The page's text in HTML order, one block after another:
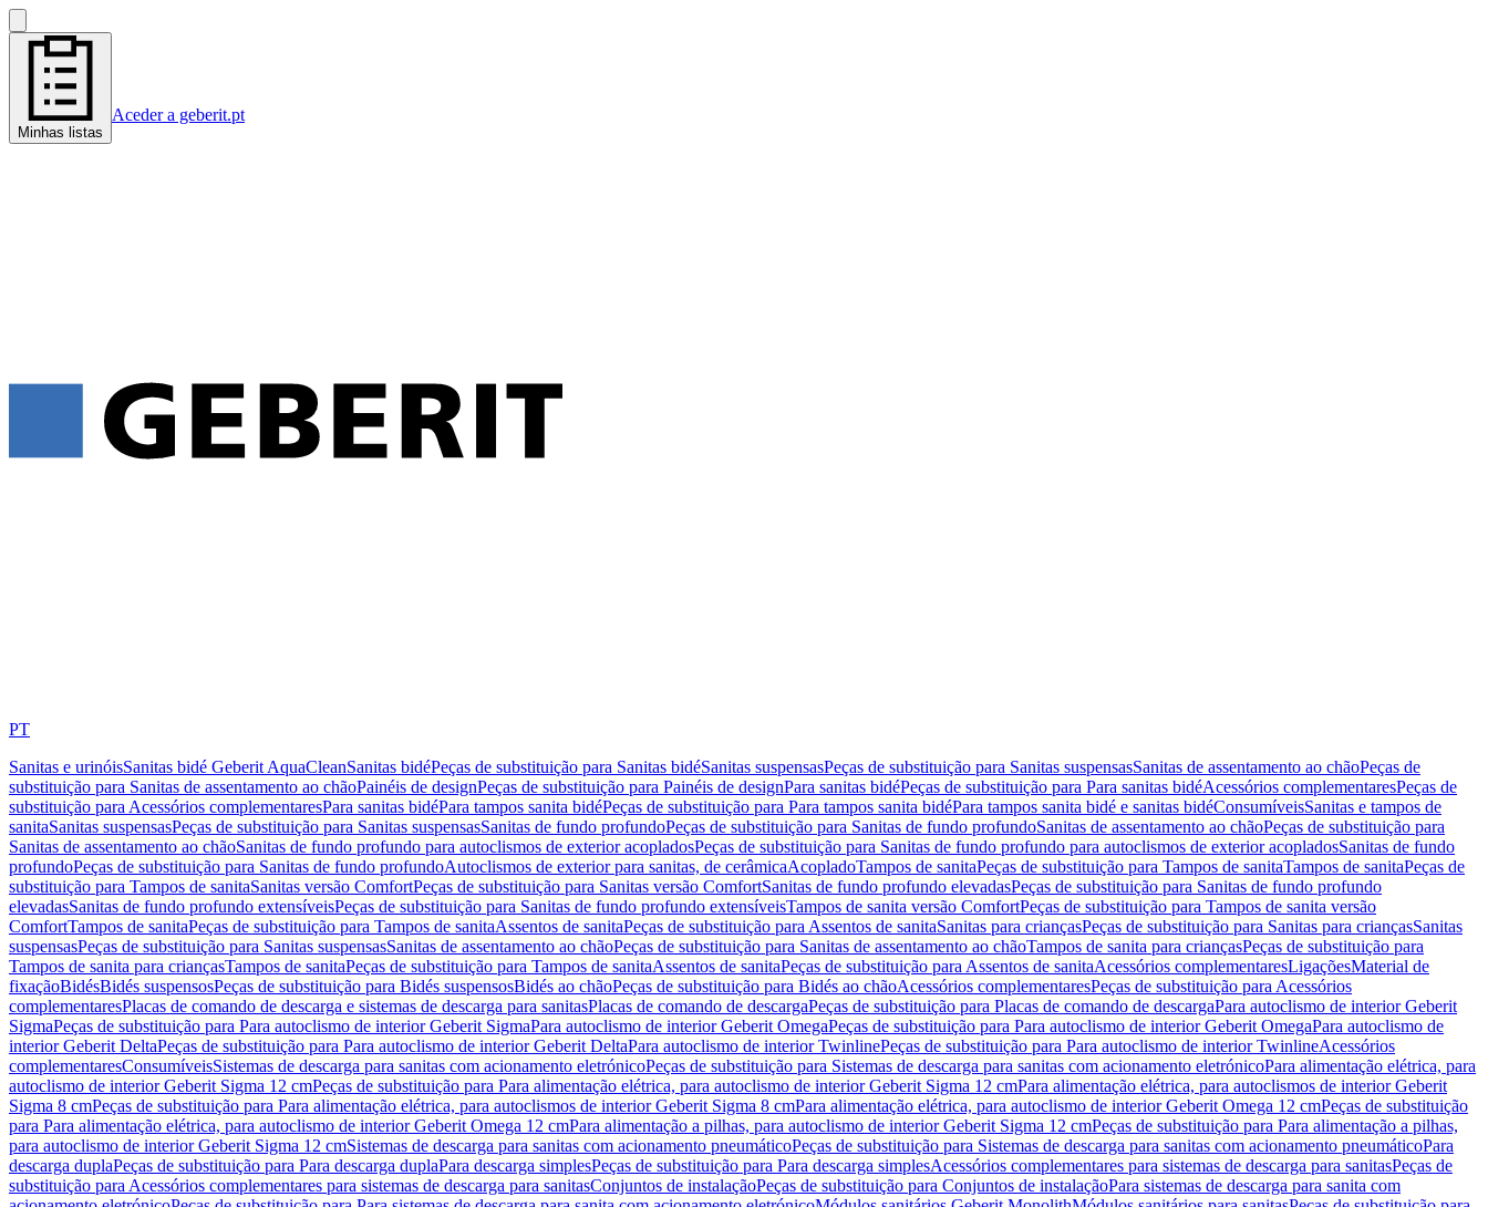
Minhas listas
Aceder a geberit.pt
PT
Sanitas e urinóisSanitas bidé Geberit AquaCleanSanitas bidéPeças de substituição para Sanitas bidéSanitas suspensasPeças de substituição para Sanitas suspensasSanitas de assentamento ao chãoPeças de
substituição para Sanitas de assentamento ao chãoPainéis de designPeças de substituição para Painéis de designPara sanitas bidéPeças de substituição para Para sanitas bidéAcessórios complementaresPeças de
substituição para Acessórios complementaresPara sanitas bidéPara tampos sanita bidéPeças de substituição para Para tampos sanita bidéPara tampos sanita bidé e sanitas bidéConsumíveisSanitas e tampos de
sanitaSanitas suspensasPeças de substituição para Sanitas suspensasSanitas de fundo profundoPeças de substituição para Sanitas de fundo profundoSanitas de assentamento ao chãoPeças de substituição para
Sanitas de assentamento ao chãoSanitas de fundo profundo para autoclismos de exterior acopladosPeças de substituição para Sanitas de fundo profundo para autoclismos de exterior acopladosSanitas de fundo
profundoPeças de substituição para Sanitas de fundo profundoAutoclismos de exterior para sanitas, de cerâmicaAcopladoTampos de sanitaPeças de substituição para Tampos de sanitaTampos de sanitaPeças de
substituição para Tampos de sanitaSanitas versão ComfortPeças de substituição para Sanitas versão ComfortSanitas de fundo profundo elevadasPeças de substituição para Sanitas de fundo profundo
elevadasSanitas de fundo profundo extensíveisPeças de substituição para Sanitas de fundo profundo extensíveisTampos de sanita versão ComfortPeças de substituição para Tampos de sanita versão
ComfortTampos de sanitaPeças de substituição para Tampos de sanitaAssentos de sanitaPeças de substituição para Assentos de sanitaSanitas para criançasPeças de substituição para Sanitas para criançasSanitas
suspensasPeças de substituição para Sanitas suspensasSanitas de assentamento ao chãoPeças de substituição para Sanitas de assentamento ao chãoTampos de sanita para criançasPeças de substituição para
Tampos de sanita para criançasTampos de sanitaPeças de substituição para Tampos de sanitaAssentos de sanitaPeças de substituição para Assentos de sanitaAcessórios complementaresLigaçõesMaterial de
fixaçãoBidésBidés suspensosPeças de substituição para Bidés suspensosBidés ao chãoPeças de substituição para Bidés ao chãoAcessórios complementaresPeças de substituição para Acessórios
complementaresPlacas de comando de descarga e sistemas de descarga para sanitasPlacas de comando de descargaPeças de substituição para Placas de comando de descargaPara autoclismo de interior Geberit
SigmaPeças de substituição para Para autoclismo de interior Geberit SigmaPara autoclismo de interior Geberit OmegaPeças de substituição para Para autoclismo de interior Geberit OmegaPara autoclismo de
interior Geberit DeltaPeças de substituição para Para autoclismo de interior Geberit DeltaPara autoclismo de interior TwinlinePeças de substituição para Para autoclismo de interior TwinlineAcessórios
complementaresConsumíveisSistemas de descarga para sanitas com acionamento eletrónicoPeças de substituição para Sistemas de descarga para sanitas com acionamento eletrónicoPara alimentação elétrica, para
autoclismo de interior Geberit Sigma 12 cmPeças de substituição para Para alimentação elétrica, para autoclismo de interior Geberit Sigma 12 cmPara alimentação elétrica, para autoclismos de interior Geberit
Sigma 8 cmPeças de substituição para Para alimentação elétrica, para autoclismos de interior Geberit Sigma 8 cmPara alimentação elétrica, para autoclismo de interior Geberit Omega 12 cmPeças de substituição
para Para alimentação elétrica, para autoclismo de interior Geberit Omega 12 cmPara alimentação a pilhas, para autoclismo de interior Geberit Sigma 12 cmPeças de substituição para Para alimentação a pilhas,
para autoclismo de interior Geberit Sigma 12 cmSistemas de descarga para sanitas com acionamento pneumáticoPeças de substituição para Sistemas de descarga para sanitas com acionamento pneumáticoPara
descarga duplaPeças de substituição para Para descarga duplaPara descarga simplesPeças de substituição para Para descarga simplesAcessórios complementares para sistemas de descarga para sanitasPeças de
substituição para Acessórios complementares para sistemas de descarga para sanitasConjuntos de instalaçãoPeças de substituição para Conjuntos de instalaçãoPara sistemas de descarga para sanita com